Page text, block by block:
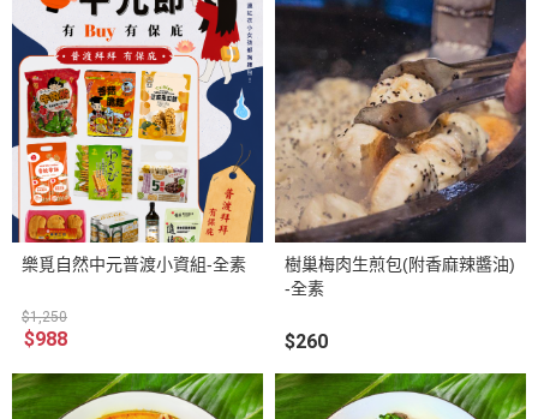
樂覓自然中元普渡小資組-全素
$1,250
$988
樹巢梅肉生煎包(附香麻辣醬油)
-全素
$260